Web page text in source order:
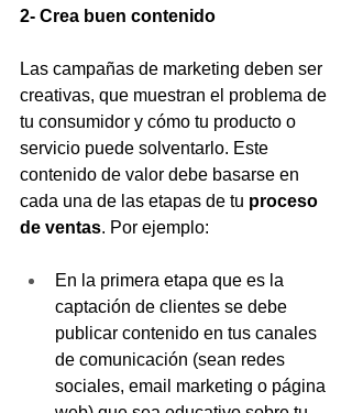
2- Crea buen contenido
Las campañas de marketing deben ser
creativas, que muestran el problema de
tu consumidor y cómo tu producto o
servicio puede solventarlo. Este
contenido de valor debe basarse en
cada una de las etapas de tu proceso
de ventas. Por ejemplo:
En la primera etapa que es la
captación de clientes se debe
publicar contenido en tus canales
de comunicación (sean redes
sociales, email marketing o página